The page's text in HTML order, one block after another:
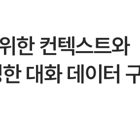
한 컨텍스트와
대화 데이터